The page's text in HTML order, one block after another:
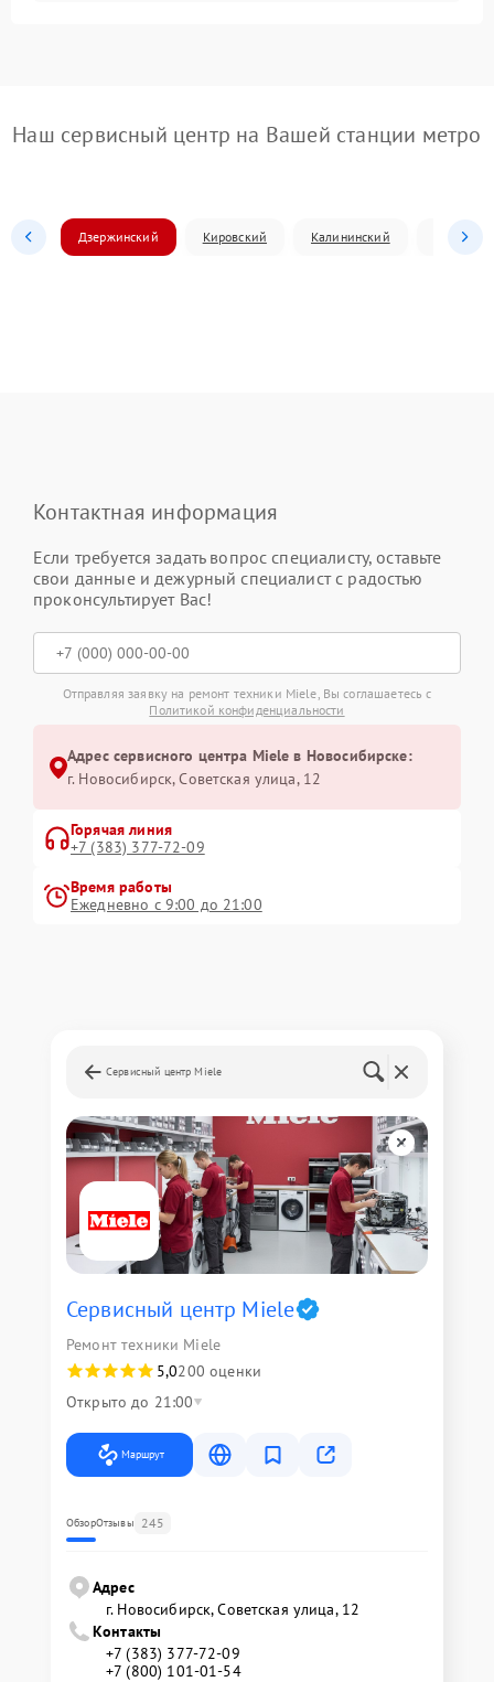
Наш сервисный центр на Вашей станции метро
Дзержинский Кировский Калининский
Контактная информация
Если требуется задать вопрос специалисту, оставьте
свои данные и дежурный специалист с радостью
проконсультирует Вас!
Отправляя заявку на ремонт техники Miele, Вы соглашаетесь с
Политикой конфиденциальности
Адрес сервисного центра Miele в Новосибирске:
г. Новосибирск, Советская улица, 12
Горячая линия
+7 (383) 377-72-09
Время работы
Ежедневно с 9:00 до 21:00
Сервисный центр Miele
Сервисный центр Miele
Ремонт техники Miele
5,0200 оценки
Открыто до 21:00
Маршрут
ОбзорОтзывы 245
Адрес
г. Новосибирск, Советская улица, 12
Контакты
+7 (383) 377-72-09
+7 (800) 101-01-54